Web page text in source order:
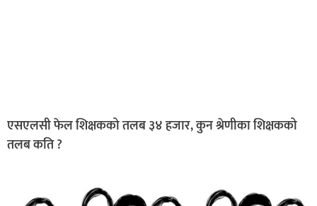
एसएलसी फेल शिक्षकको तलब ३४ हजार, कुन श्रेणीका शिक्षकको
तलब कति ?